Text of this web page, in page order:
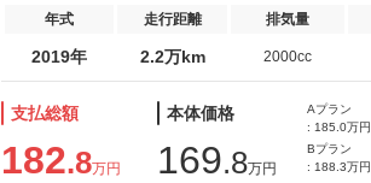
年式 走行距離 排気量
2019年 2.2万km 2000cc
支払総額
182.8万円
本体価格
169.8万円
Aプラン
: 185.0万円
Bプラン
: 188.3万円